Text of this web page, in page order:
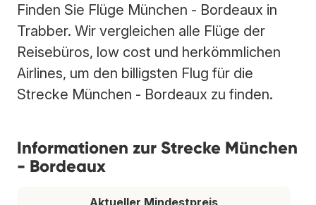
Finden Sie Flüge München - Bordeaux in
Trabber. Wir vergleichen alle Flüge der
Reisebüros, low cost und herkömmlichen
Airlines, um den billigsten Flug für die
Strecke München - Bordeaux zu finden.
Informationen zur Strecke München
- Bordeaux
Aktueller Mindestpreis